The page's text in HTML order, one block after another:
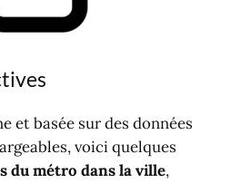
et basée sur des données
voici quelques
du métro dans la ville,